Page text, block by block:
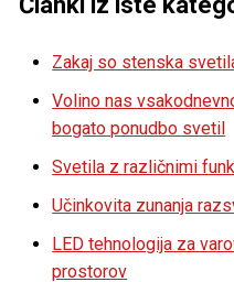
Zakaj so stenska
Volino nas
bogato ponudbo svetil
Svetila z različnimi
Učinkovita zunanja
LED tehnologija za
prostorov